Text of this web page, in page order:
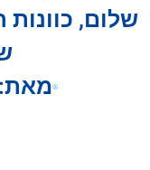
,כוונות
מאת: